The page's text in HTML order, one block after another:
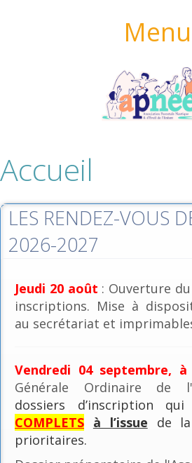
Menu
Accueil
LES RENDEZ-VOUS
2026-2027
Jeudi 20 août : Ouverture
inscriptions. Mise à
au secrétariat et
Vendredi 04 septembre, à
Générale Ordinaire de
dossiers d’inscription
COMPLETS à l’issue de
prioritaires.